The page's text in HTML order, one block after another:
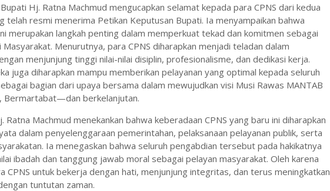
Hj. Ratna Machmud mengucapkan selamat kepada para CPNS dari kedua
resmi menerima Petikan Keputusan Bupati. Ia menyampaikan bahwa
merupakan langkah penting dalam memperkuat tekad dan komitmen sebagai
Menurutnya, para CPNS diharapkan menjadi teladan dalam
menjunjung tinggi nilai-nilai disiplin, profesionalisme, dan dedikasi kerja.
juga diharapkan mampu memberikan pelayanan yang optimal kepada seluruh
bagian dari upaya bersama dalam mewujudkan visi Musi Rawas MANTAB
Bermartabat—dan berkelanjutan.
Ratna Machmud menekankan bahwa keberadaan CPNS yang baru ini diharapkan
dalam penyelenggaraan pemerintahan, pelaksanaan pelayanan publik, serta
Ia menegaskan bahwa seluruh pengabdian tersebut pada hakikatnya
ibadah dan tanggung jawab moral sebagai pelayan masyarakat. Oleh karena
CPNS untuk bekerja dengan hati, menjunjung integritas, dan terus meningkatkan
tuntutan zaman.